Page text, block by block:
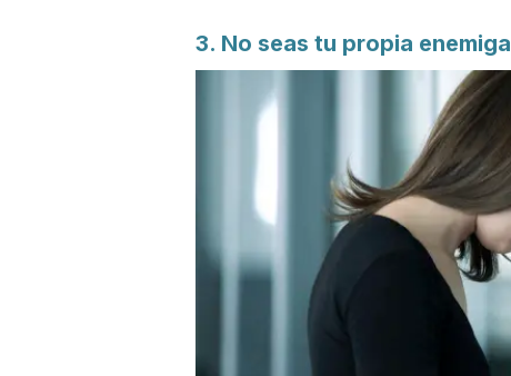
3. No seas tu propia enemiga